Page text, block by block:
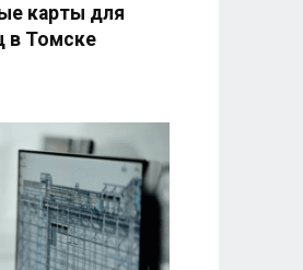
карты для
в Томске